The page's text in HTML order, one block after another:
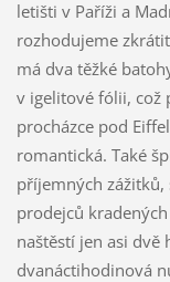
letišti v Paříži a
rozhodujeme
má dva těžké
v igelitové fólii, což
procházce pod
romantická. Také
příjemných
prodejců
naštěstí jen asi dvě
dvanáctihodinová